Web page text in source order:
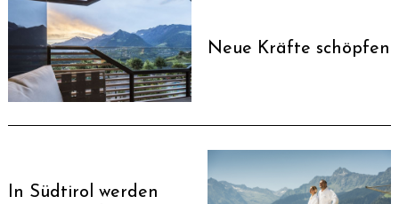
Neue Kräfte schöpfen
In Südtirol werden